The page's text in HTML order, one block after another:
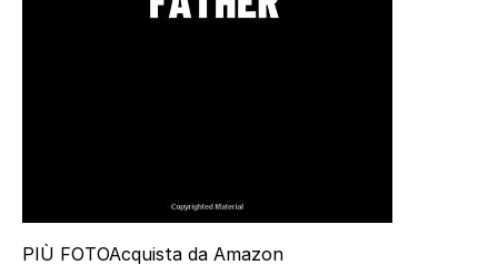
PIÙ FOTOAcquista da Amazon